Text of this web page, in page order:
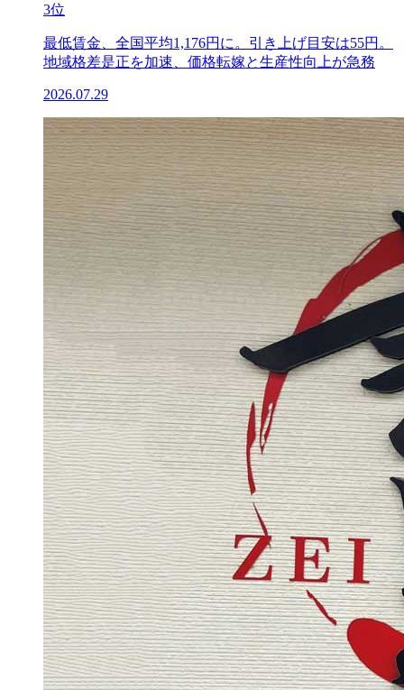
3位
最低賃金、全国平均1,176円に。引き上げ目安は55円。
地域格差是正を加速、価格転嫁と生産性向上が急務
2026.07.29